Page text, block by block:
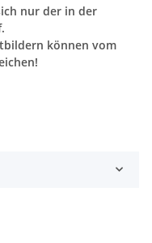
nur der in der
können vom